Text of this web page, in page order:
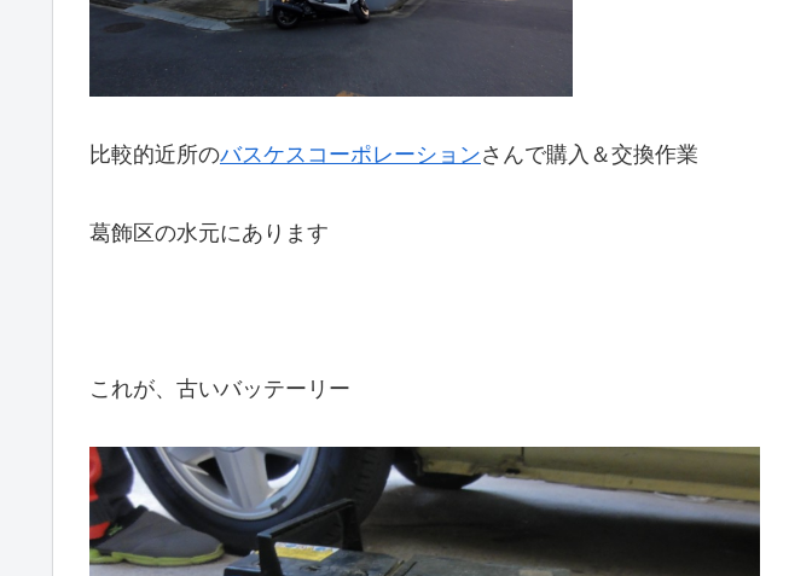
比較的近所のバスケスコーポレーションさんで購入＆交換作業
葛飾区の水元にあります
これが、古いバッテーリー